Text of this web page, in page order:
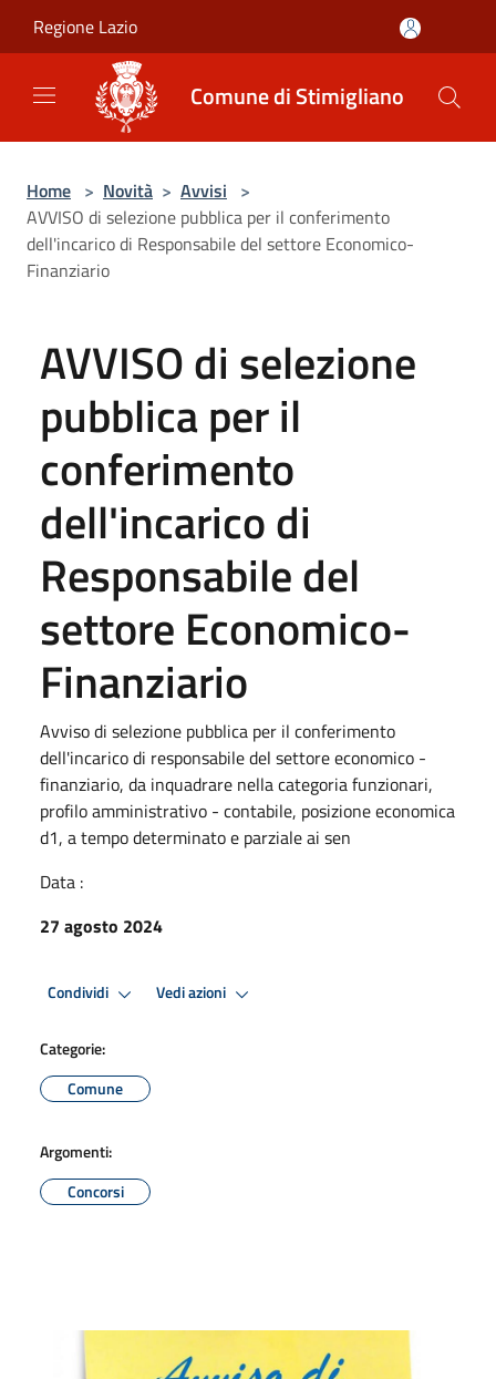
Regione Lazio
Comune di Stimigliano
Home > Novità > Avvisi >
AVVISO di selezione pubblica per il conferimento
dell'incarico di Responsabile del settore Economico-
Finanziario
AVVISO di selezione
pubblica per il
conferimento
dell'incarico di
Responsabile del
settore Economico-
Finanziario
Avviso di selezione pubblica per il conferimento
dell'incarico di responsabile del settore economico -
finanziario, da inquadrare nella categoria funzionari,
profilo amministrativo - contabile, posizione economica
d1, a tempo determinato e parziale ai sen
Data :
27 agosto 2024
Condividi Vedi azioni
Categorie:
Comune
Argomenti:
Concorsi